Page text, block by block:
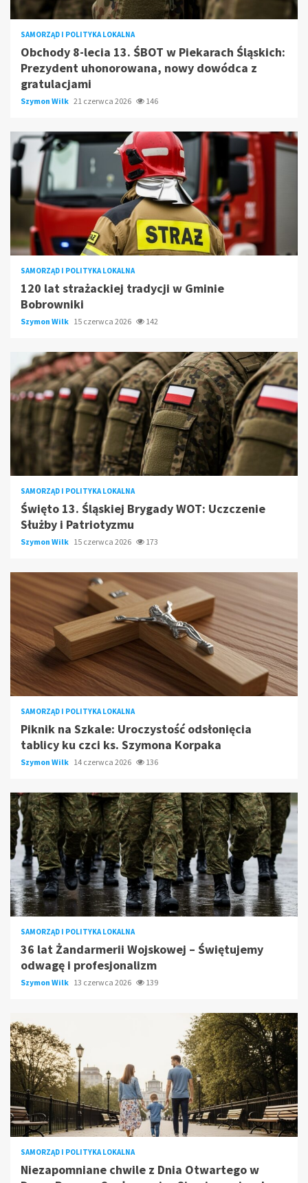
SAMORZĄD I POLITYKA LOKALNA
Obchody 8-lecia 13. ŚBOT w Piekarach Śląskich:
Prezydent uhonorowana, nowy dowódca z
gratulacjami
Szymon Wilk 21 czerwca 2026 146
SAMORZĄD I POLITYKA LOKALNA
120 lat strażackiej tradycji w Gminie
Bobrowniki
Szymon Wilk 15 czerwca 2026 142
SAMORZĄD I POLITYKA LOKALNA
Święto 13. Śląskiej Brygady WOT: Uczczenie
Służby i Patriotyzmu
Szymon Wilk 15 czerwca 2026 173
SAMORZĄD I POLITYKA LOKALNA
Piknik na Szkale: Uroczystość odsłonięcia
tablicy ku czci ks. Szymona Korpaka
Szymon Wilk 14 czerwca 2026 136
SAMORZĄD I POLITYKA LOKALNA
36 lat Żandarmerii Wojskowej – Świętujemy
odwagę i profesjonalizm
Szymon Wilk 13 czerwca 2026 139
SAMORZĄD I POLITYKA LOKALNA
Niezapomniane chwile z Dnia Otwartego w